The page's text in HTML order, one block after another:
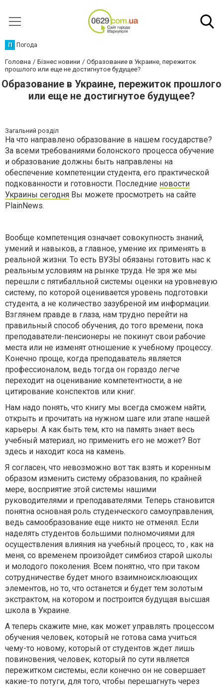
П Погода
Головна Бізнес новини
Образование в Украине, пережиток
прошлого или еще не достигнутое будущее?
Образование в Украине, пережиток прошлого
или еще не достигнутое будущее?
Загальний розділ
На что направлено образование в нашем государстве?
За всеми требованиями болонского процесса обучение
и образование должны быть направлены на
обеспечение компетенции студента, его практической
подкованности и готовности. Последние новости
Украины сегодня Вы можете просмотреть на сайте
PlainNews.
Вообще компетенция означает совокупность знаний,
умений и навыков, а главное, умение их применять в
реальной жизни. То есть ВУЗЫ обязаны готовить нас к
реальным условиям на рынке труда. Не зря же мы
перешли с пятибалльной системы оценки на уровневую
систему, по которой оценивается уровень подготовки
студента, а не количество зазубреной им информации.
Взглянем правде в глаза, нам трудно перейти на
правильный способ обучения, до того времени, пока
преподаватели-пенсионеры не покинут свои рабочие
места или не изменят отношение к учебному процессу.
Конечно проще, когда преподаватель является
профессионалом, ведь тогда он гораздо легче
переходит на оценивание компетентности, а не
цитирование конспектов или книг.
Нам надо понять, что книгу мы всегда сможем найти,
открыть и прочитать на нужном шаге или этапе нашей
карьеры. А как быть тем, кто на память знает весь
учебный материал, но применить его не может? Вот
здесь и находит коса на камень.
Я согласен, что невозможно вот так взять и коренным
образом изменить систему образования, по крайней
мере, восприятие этой системы нашими
руководителями и преподавателями. Теперь становится
понятна основная роль студенческого самоуправления,
ведь самообразование еще никто не отменял. Если
наделять студентов большими полномочиями для
осуществления влияния на учебный процесс, то , как на
меня, со временем произойдет симбиоз старой школы
и молодого поколения. Всем понятно, что при таком
сотрудничестве будет много взаимноисклюающих
элементов, но то, что останется и будет тем золотым
экстрактом, на котором и построится будущая высшая
школа в Украине.
А теперь скажите мне, как может управлять процессом
обучения человек, который не готова сама учиться
чему-то новому, который от студентов ждет лишь
повиновения, человек, который по сути является
пережитком системы, если конечно он не совершает
какие-то потуги, для того, чтобы перешагнуть через